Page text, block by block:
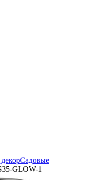
Садовые
GLOW-1